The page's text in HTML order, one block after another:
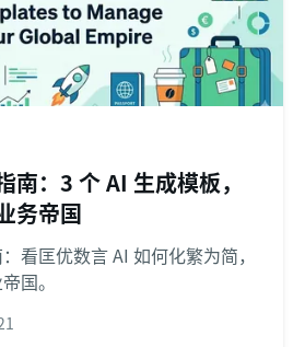
南：3 个 AI 生成模板，
务帝国
看匡优数言 AI 如何化繁为简，
国。